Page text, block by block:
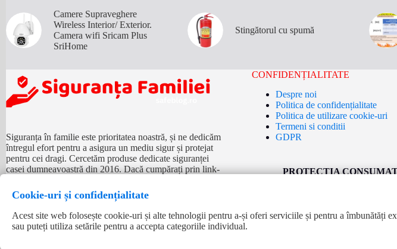
Camere Supraveghere
Wireless Interior/ Exterior.
Camera wifi Sricam Plus
SriHome
Stingătorul cu spumă
Siguranța în familie este prioritatea noastră, și ne dedicăm
întregul efort pentru a asigura un mediu sigur și protejat
pentru cei dragi. Cercetăm produse dedicate siguranței
casei dumneavoastră din 2016. Dacă cumpărați prin link-
detalii aici
CONFIDENȚIALITATE
Despre noi
Politica de confidențialitate
Politica de utilizare cookie-uri
Termeni si conditii
GDPR
PROTECȚIA
Conținutul scris și vizual este proprietatea exclusivă a autorului, cu excepția fotografiilor de tip stock.
link activ către articolul original. Unele articole pot include link-uri afiliate. Toate drepturile
Cookie-uri și confidențialitate
Acest site web folosește cookie-uri și alte tehnologii pentru a-și oferi serviciile și pentru a îmbunătăți
sau puteți utiliza setările pentru a accepta categoriile individual.